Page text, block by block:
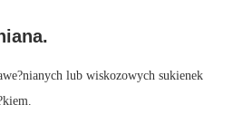
lub wiskozowych sukienek